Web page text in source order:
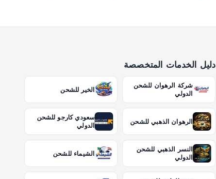
دليل الخدمات المتخصصة
شركة الرهوان للشحن
الدولي
الخير للشحن
الرهوان الذهبي للشحن
سعودي كارجو للشحن
الدولي
النسر الذهبي للشحن
الدولي
الشيماء للشحن